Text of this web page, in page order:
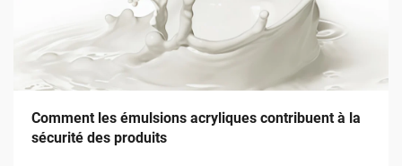
Comment les émulsions acryliques contribuent à la
sécurité des produits